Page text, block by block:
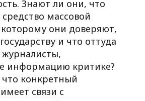
Знают ли они, что
массовой
они доверяют,
и что оттуда
информацию критике?
конкретный
связи с